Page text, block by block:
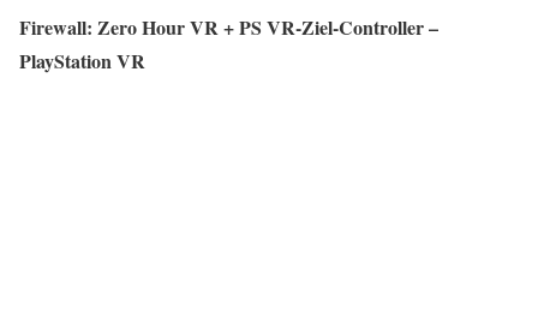
Firewall: Zero Hour VR + PS VR-Ziel-Controller –
PlayStation VR